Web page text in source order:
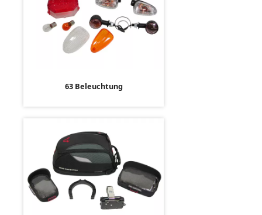
63 Beleuchtung